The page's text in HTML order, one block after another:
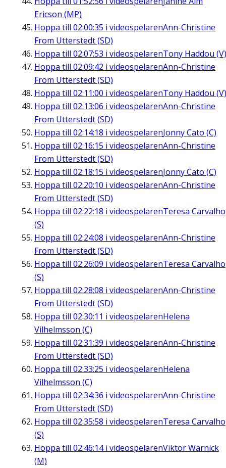
Ericson (MP)
Hoppa till 02:00:35 i videospelarenAnn-Christine
From Utterstedt (SD)
Hoppa till 02:07:53 i videospelarenTony Haddou (V)
Hoppa till 02:09:42 i videospelarenAnn-Christine
From Utterstedt (SD)
Hoppa till 02:11:00 i videospelarenTony Haddou (V)
Hoppa till 02:13:06 i videospelarenAnn-Christine
From Utterstedt (SD)
Hoppa till 02:14:18 i videospelarenJonny Cato (C)
Hoppa till 02:16:15 i videospelarenAnn-Christine
From Utterstedt (SD)
Hoppa till 02:18:15 i videospelarenJonny Cato (C)
Hoppa till 02:20:10 i videospelarenAnn-Christine
From Utterstedt (SD)
Hoppa till 02:22:18 i videospelarenTeresa Carvalho
(S)
Hoppa till 02:24:08 i videospelarenAnn-Christine
From Utterstedt (SD)
Hoppa till 02:26:09 i videospelarenTeresa Carvalho
(S)
Hoppa till 02:28:08 i videospelarenAnn-Christine
From Utterstedt (SD)
Hoppa till 02:30:11 i videospelarenHelena
Vilhelmsson (C)
Hoppa till 02:31:39 i videospelarenAnn-Christine
From Utterstedt (SD)
Hoppa till 02:33:25 i videospelarenHelena
Vilhelmsson (C)
Hoppa till 02:34:36 i videospelarenAnn-Christine
From Utterstedt (SD)
Hoppa till 02:35:58 i videospelarenTeresa Carvalho
(S)
Hoppa till 02:46:14i videospelarenViktor Wärnick
(M)